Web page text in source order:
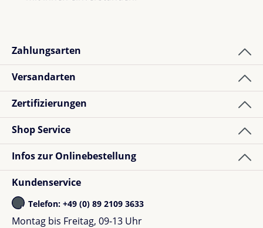
Kinder, die abends Ruhe brauchen und nachts
selbstständig sicher unterwegs sein möchten.
Zahlungsarten
Versandarten
Zertifizierungen
Shop Service
Infos zur Onlinebestellung
Kundenservice
Telefon: +49 (0) 89 2109 3633
Montag bis Freitag, 09-13 Uhr